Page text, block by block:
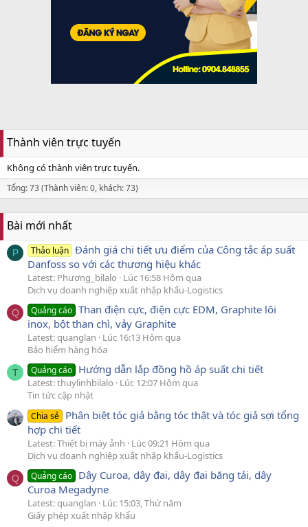
Thành viên trực tuyến
Không có thành viên trực tuyến.
Tổng: 73 (Thành viên: 0, khách: 73)
Bài mới nhất
P Thảo luận Đánh giá chi tiết ưu điểm của Công tắc áp suất
Danfoss so với các thương hiệu khác
Latest: Phương_bilalo
Lúc 16:58 Hôm qua
Dịch vụ doanh nghiệp xuất nhập khẩu-Logistics
Q Quảng cáo Than điện cực, điện cực EDM, Graphite lõi
inox, bột than chì, vảy Graphite
Latest: quanglan
Lúc 16:13 Hôm qua
Bảo hiểm hàng hóa
T Quảng cáo Hướng dẫn lắp đồng hồ áp suất chi tiết
Latest: thuylinhbilalo
Lúc 12:07 Hôm qua
Tin tức cập nhật
Chia sẻ Phân biệt tóc giả bằng tóc thật và tóc giả sợi tổng
hợp chi tiết
Latest: Thiết bị máy ảnh
Lúc 09:21 Hôm qua
Dịch vụ doanh nghiệp xuất nhập khẩu-Logistics
Q Quảng cáo Dây Curoa, dây đai, dây đai băng tải, dây
Curoa Megadyne
Latest: quanglan
Lúc 15:03, Thứ năm
Giấy phép xuất nhập khẩu